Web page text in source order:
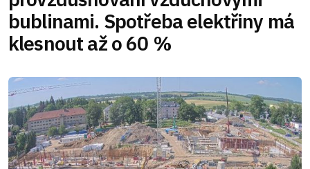
bublinami. Spotřeba elektřiny má
klesnout až o 60 %